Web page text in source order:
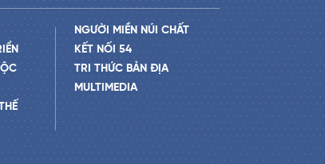
NGƯỜI MIỀN NÚI CHẤT
KẾT NỐI 54
TRI THỨC BẢN ĐỊA
MULTIMEDIA